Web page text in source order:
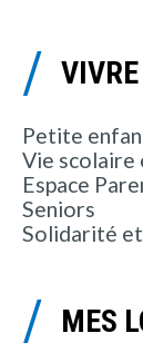
Petite
Vie scolaire
Espace
Seniors
Solidarité
MES